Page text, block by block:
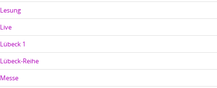
Lesung
Live
Lübeck 1
Lübeck-Reihe
Messe